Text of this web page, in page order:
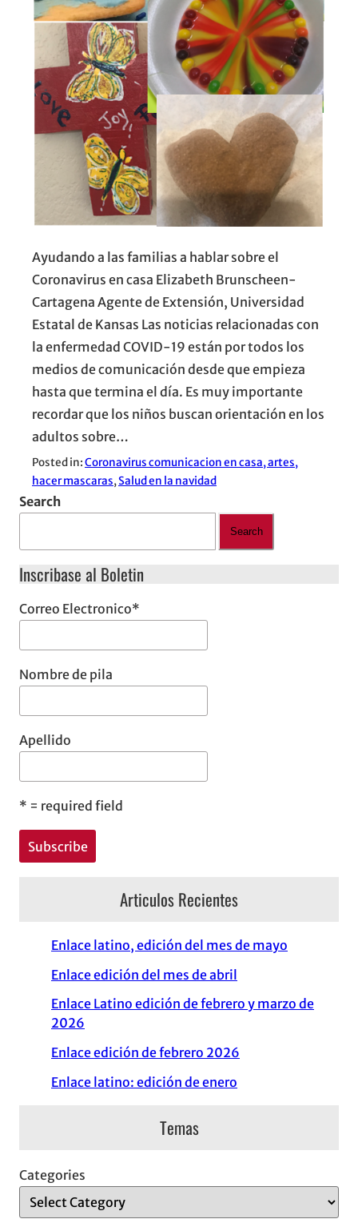
Ayudando a las familias a hablar sobre el
Coronavirus en casa Elizabeth Brunscheen-
Cartagena Agente de Extensión, Universidad
Estatal de Kansas Las noticias relacionadas con
la enfermedad COVID-19 están por todos los
medios de comunicación desde que empieza
hasta que termina el día. Es muy importante
recordar que los niños buscan orientación en los
adultos sobre…
Posted in:Coronavirus comunicacion en casa, artes,
hacer mascaras, Salud en la navidad
Search
Search
Inscribase al Boletin
Correo Electronico*
Nombre de pila
Apellido
* = required field
Articulos Recientes
Enlace latino, edición del mes de mayo
Enlace edición del mes de abril
Enlace Latino edición de febrero y marzo de
2026
Enlace edición de febrero 2026
Enlace latino: edición de enero
Temas
Categories